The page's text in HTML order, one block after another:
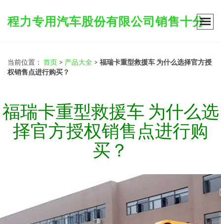
程力专用汽车股份有限公司销售十分
当前位置： 首页 > 产品大全 > 福瑞卡重型救援车 为什么选择官方授
权销售点进行购买？
福瑞卡重型救援车 为什么选
择官方授权销售点进行购
买？